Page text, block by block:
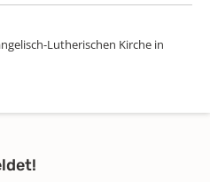
Lutherischen Kirche in